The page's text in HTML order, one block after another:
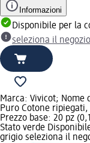
Informazioni
Disponibile per la
seleziona il
Marca: Vivicot; Nome
Puro Cotone
Prezzo base: 20 pz
Stato verde
grigio seleziona il